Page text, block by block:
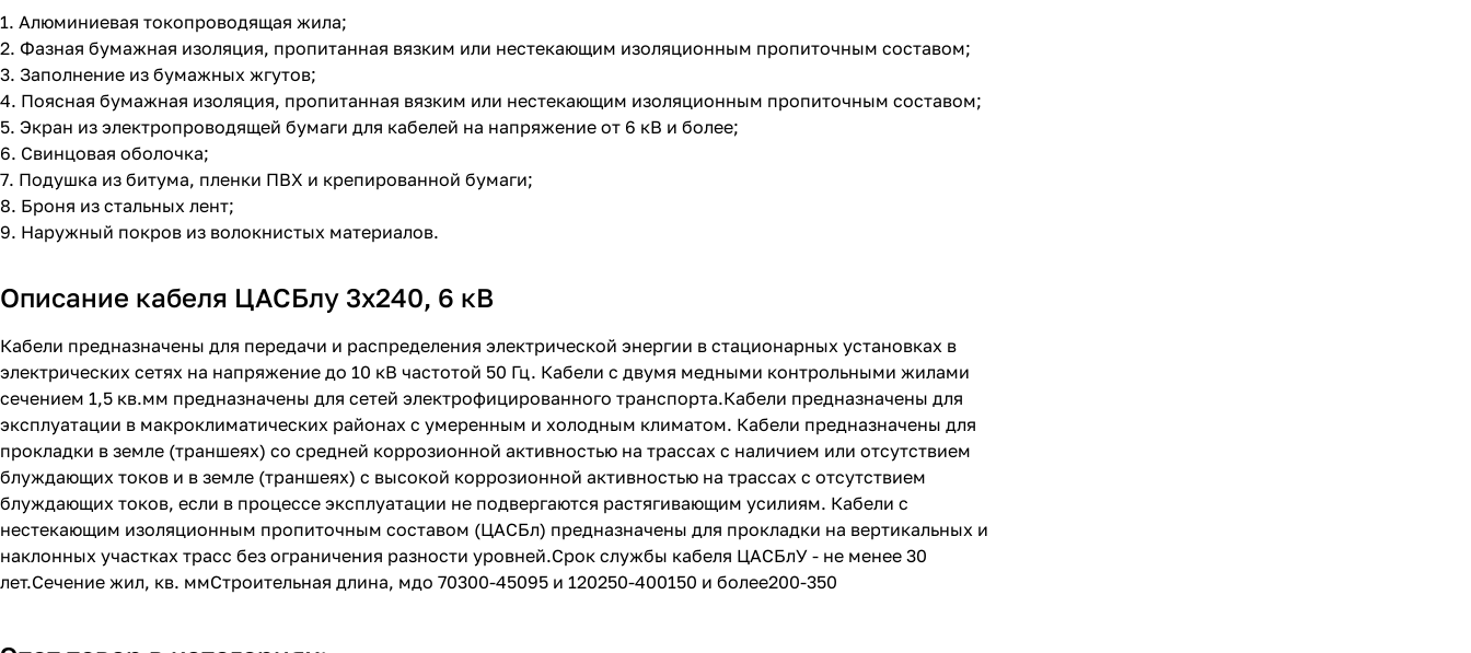
1. Алюминиевая токопроводящая жила;
2. Фазная бумажная изоляция, пропитанная вязким или нестекающим изоляционным пропиточным составом;
3. Заполнение из бумажных жгутов;
4. Поясная бумажная изоляция, пропитанная вязким или нестекающим изоляционным пропиточным составом;
5. Экран из электропроводящей бумаги для кабелей на напряжение от 6 кВ и более;
6. Свинцовая оболочка;
7. Подушка из битума, пленки ПВХ и крепированной бумаги;
8. Броня из стальных лент;
9. Наружный покров из волокнистых материалов.
Описание кабеля ЦАСБлу 3х240, 6 кВ
Кабели предназначены для передачи и распределения электрической энергии в стационарных установках в
электрических сетях на напряжение до 10 кВ частотой 50 Гц. Кабели с двумя медными контрольными жилами
сечением 1,5 кв.мм предназначены для сетей электрофицированного транспорта.Кабели предназначены для
эксплуатации в макроклиматических районах с умеренным и холодным климатом. Кабели предназначены для
прокладки в земле (траншеях) со средней коррозионной активностью на трассах с наличием или отсутствием
блуждающих токов и в земле (траншеях) с высокой коррозионной активностью на трассах с отсутствием
блуждающих токов, если в процессе эксплуатации не подвергаются растягивающим усилиям. Кабели с
нестекающим изоляционным пропиточным составом (ЦАСБл) предназначены для прокладки на вертикальных и
наклонных участках трасс без ограничения разности уровней.Срок службы кабеля ЦАСБлУ - не менее 30
лет.Сечение жил, кв. ммСтроительная длина, мдо 70300-45095 и 120250-400150 и более200-350